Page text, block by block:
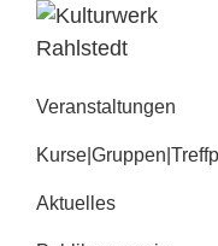
Hauptnavigation
Zum
Inhalt
Rahlstedt
Veranstaltungen
Aktuelles